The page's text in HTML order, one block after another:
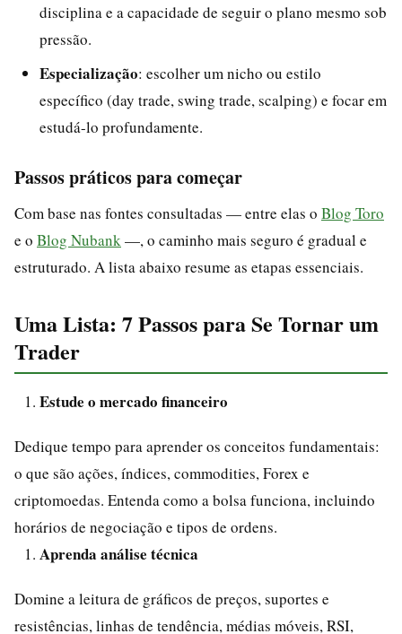
disciplina e a capacidade de seguir o plano mesmo sob
pressão.
Especialização: escolher um nicho ou estilo
específico (day trade, swing trade, scalping) e focar em
estudá-lo profundamente.
Passos práticos para começar
Com base nas fontes consultadas — entre elas o Blog Toro
e o Blog Nubank —, o caminho mais seguro é gradual e
estruturado. A lista abaixo resume as etapas essenciais.
Uma Lista: 7 Passos para Se Tornar um
Trader
Estude o mercado financeiro
Dedique tempo para aprender os conceitos fundamentais:
o que são ações, índices, commodities, Forex e
criptomoedas. Entenda como a bolsa funciona, incluindo
horários de negociação e tipos de ordens.
Aprenda análise técnica
Domine a leitura de gráficos de preços, suportes e
resistências, linhas de tendência, médias móveis, RSI,